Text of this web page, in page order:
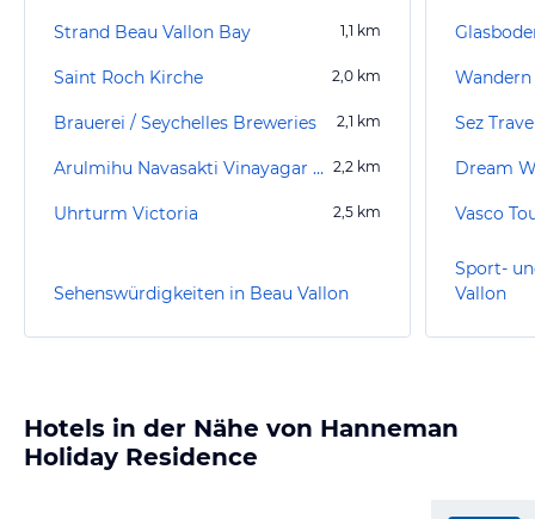
Strand Beau Vallon Bay 1,1 km
Saint Roch Kirche 2,0 km
Brauerei / Seychelles Breweries 2,1 km
Arulmihu Navasakti Vinayagar Temple 2,2 km
Uhrturm Victoria 2,5 km
Sehenswürdigkeiten in Beau Vallon
Sez
Vasco
Sport-
Vallon
Hotels in der Nähe von Hanneman
Holiday Residence